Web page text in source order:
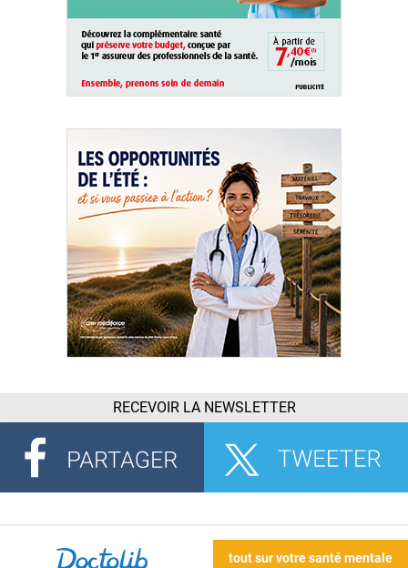
RECEVOIR LA NEWSLETTER
tout sur votre santé mentale